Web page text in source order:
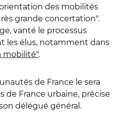
des mobilités
grande concertation".
vanté le processus
les élus, notamment dans
mobilité".
de France le sera
de France urbaine, précise
délégué général.